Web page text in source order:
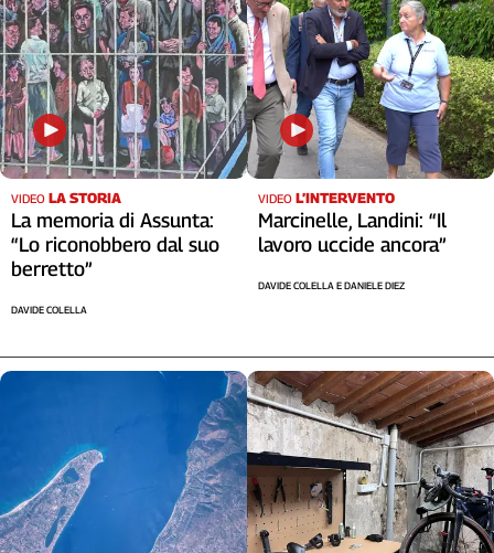
Romagna
Friuli
Venezia
Giulia
Lazio
Liguria
Lombardia
Marche
Piemonte
Puglia
Sicilia
Trentino
Veneto
Archivio
VIDEO LA STORIA
La memoria di Assunta:
“Lo riconobbero dal suo
berretto”
DAVIDE COLELLA
VIDEO L’INTERVENTO
Marcinelle, Landini: “Il
lavoro uccide ancora”
DAVIDE COLELLA E DANIELE DIEZ